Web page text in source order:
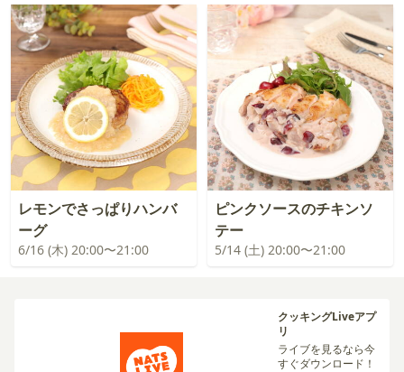
レモンでさっぱりハンバ
ーグ
6/16 (木) 20:00〜21:00
ピンクソースのチキンソ
テー
5/14 (土) 20:00〜21:00
クッキングLiveアプ
リ
ライブを見るなら今
すぐダウンロード！